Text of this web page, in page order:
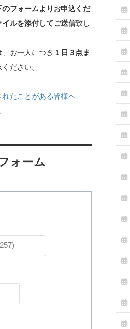
フォームよりお申込くだ
ルを添付してご送信致し
、お一人につき １日３点ま
ください。
たことがある皆様へ
ォーム